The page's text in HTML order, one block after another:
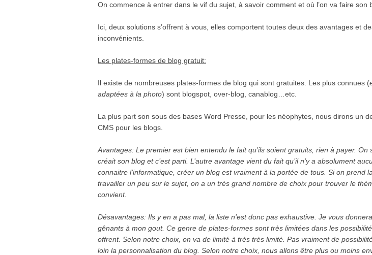
On commence à entrer dans le vif du sujet, à savoir comment et où l’on va faire son
Ici, deux solutions s’offrent à vous, elles comportent toutes deux des avantages et
inconvénients.
Les plates-formes de blog gratuit:
Il existe de nombreuses plates-formes de blog qui sont gratuites. Les plus connues (
adaptées à la photo) sont blogspot, over-blog, canablog…etc.
La plus part son sous des bases Word Presse, pour les néophytes, nous dirons un
CMS pour les blogs.
Avantages: Le premier est bien entendu le fait qu’ils soient gratuits, rien à payer. On
créait son blog et c’est parti. L’autre avantage vient du fait qu’il n’y a absolument
connaitre l’informatique, créer un blog est vraiment à la portée de tous. Si on prend
travailler un peu sur le sujet, on a un très grand nombre de choix pour trouver le
convient.
Désavantages: Ils y en a pas mal, la liste n’est donc pas exhaustive. Je vous
gênants à mon gout. Ce genre de plates-formes sont très limitées dans les
offrent. Selon notre choix, on va de limité à très très limité. Pas vraiment de
loin la personnalisation du blog. Selon notre choix, nous allons être plus ou moins